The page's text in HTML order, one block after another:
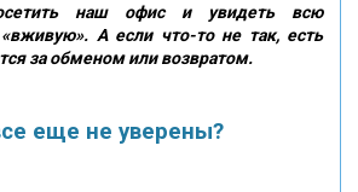
наш офис и увидеть всю
А если что-то не так, есть
за обменом или возвратом.
еще не уверены?